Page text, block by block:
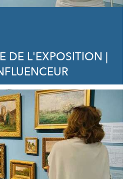
DE L'EXPOSITION |